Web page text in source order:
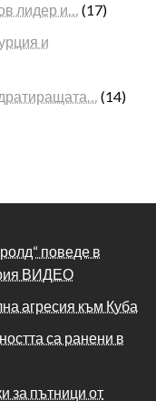
лидер и… (17)
и
(14)
поведе в
ВИДЕО
агресия към Куба
са ранени в
за пътници от